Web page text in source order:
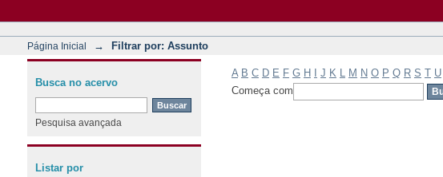
Página Inicial → Filtrar por: Assunto
A B C D E F G H J K M N O P Q R S T U
Começa com
Busca no acervo
Pesquisa avançada
Listar por